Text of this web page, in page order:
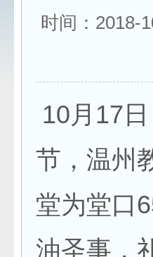
时间：2018-
10月17
节，温州
堂为堂口
油圣事，